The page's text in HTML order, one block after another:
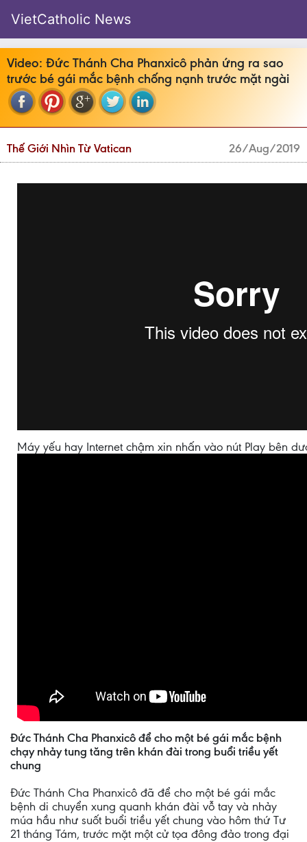
VietCatholic News
Video: Đức Thánh Cha Phanxicô phản ứng ra sao
trước bé gái mắc bệnh chống nạnh trước mặt ngài
Thế Giới Nhìn Từ Vatican 26/Aug/2019
Máy yếu hay Internet chậm xin nhấn vào nút Play bên
Đức Thánh Cha Phanxicô để cho một bé gái mắc bệnh
chạy nhảy tung tăng trên khán đài trong buổi triều yết
chung
Đức Thánh Cha Phanxicô đã để cho một bé gái mắc
bệnh di chuyển xung quanh khán đài vỗ tay và nhảy
múa hầu như suốt buổi triều yết chung vào hôm thứ Tư
21 tháng Tám, trước mặt một cử tọa đông đảo trong đại